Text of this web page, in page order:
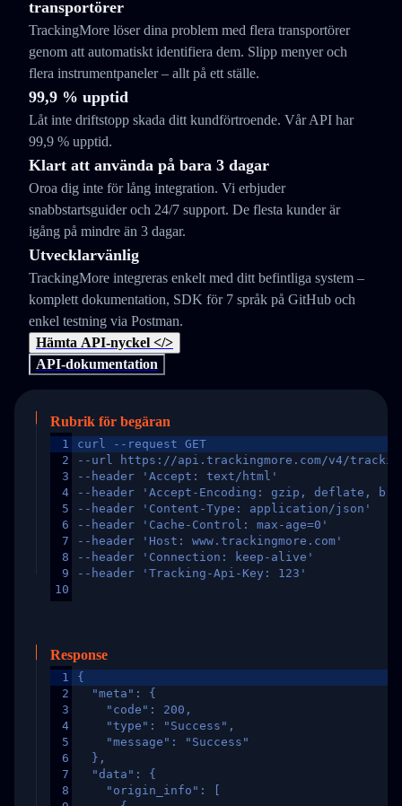
transportörer
TrackingMore löser dina problem med flera transportörer
genom att automatiskt identifiera dem. Slipp menyer och
flera instrumentpaneler – allt på ett ställe.
99,9 % upptid
Låt inte driftstopp skada ditt kundförtroende. Vår API har
99,9 % upptid.
Klart att använda på bara 3 dagar
Oroa dig inte för lång integration. Vi erbjuder
snabbstartsguider och 24/7 support. De flesta kunder är
igång på mindre än 3 dagar.
Utvecklarvänlig
TrackingMore integreras enkelt med ditt befintliga system –
komplett dokumentation, SDK för 7 språk på GitHub och
enkel testning via Postman.
Hämta API-nyckel </>
API-dokumentation
Rubrik för begäran
1
2
3
4
5
6
7
8
9
10
curl --request GET
--url https://api.trackingmore.com/v4/trackings/
--header 'Accept: text/html'
--header 'Accept-Encoding: gzip, deflate,
--header 'Content-Type: application/json'
--header 'Cache-Control: max-age=0'
--header 'Host: www.trackingmore.com'
--header 'Connection: keep-alive'
--header 'Tracking-Api-Key: 123'
Response
1
2
3
4
5
6
7
8
{
  "meta": {
    "code": 200,
    "type": "Success",
    "message": "Success"
  },
  "data": {
    "origin_info": [